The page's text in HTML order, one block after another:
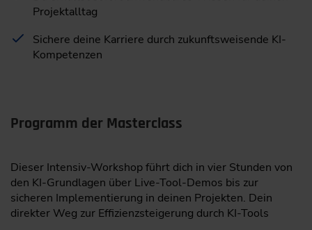
Projektalltag
Sichere deine Karriere durch zukunftsweisende KI-
Kompetenzen
Programm der Masterclass
Dieser Intensiv-Workshop führt dich in vier Stunden von
den KI-Grundlagen über Live-Tool-Demos bis zur
sicheren Implementierung in deinen Projekten. Dein
direkter Weg zur Effizienzsteigerung durch KI-Tools